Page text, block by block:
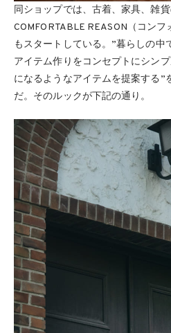
同ショップでは、古着、家具、雑
COMFORTABLE REASON（コン
もスタートしている。”暮らしの中
アイテム作りをコンセプトにシン
になるようなアイテムを提案する”
だ。そのルックが下記の通り。